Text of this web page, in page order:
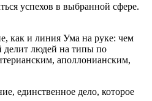
успехов в выбранной сфере.
как и линия Ума на руке: чем
делит людей на типы по
аполлонианским,
единственное дело, которое